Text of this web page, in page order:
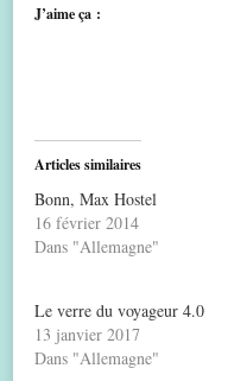
J’aime ça :
Articles similaires
Bonn, Max Hostel
16 février 2014
Dans "Allemagne"
Le verre du voyageur 4.0
13 janvier 2017
Dans "Allemagne"